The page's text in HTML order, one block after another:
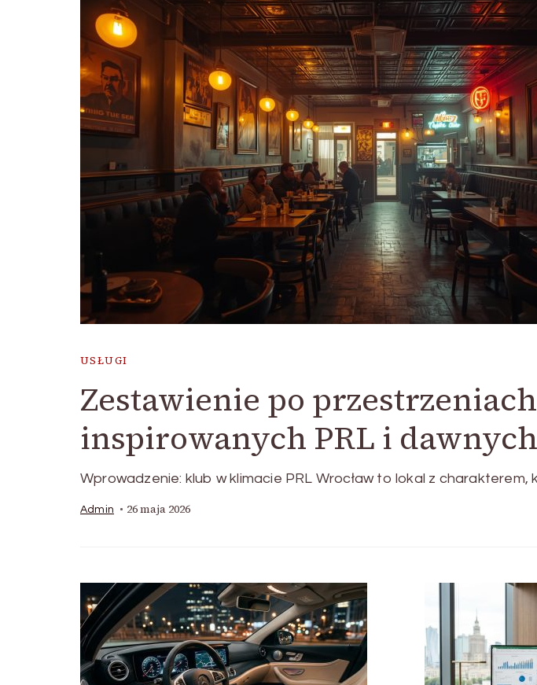
USŁUGI
Zestawienie po przestrzeniach
inspirowanych PRL i
Wprowadzenie: klub w klimacie PRL Wrocław to lokal z
Admin 26 maja 2026